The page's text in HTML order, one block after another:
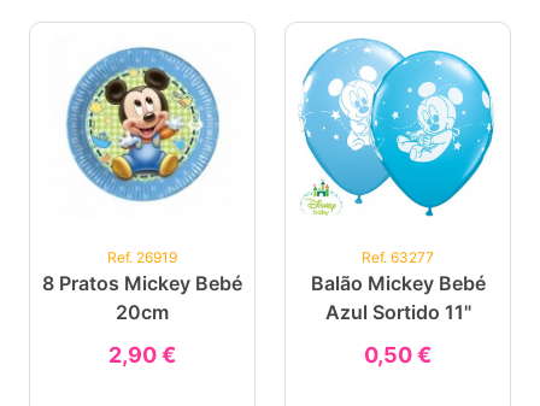
Ref. 26919
8 Pratos Mickey Bebé
20cm
2,90 €
Ref. 63277
Balão Mickey Bebé
Azul Sortido 11"
0,50 €